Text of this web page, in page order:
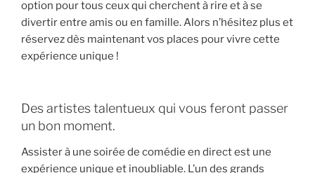
option pour tous ceux qui cherchent à rire et à se
divertir entre amis ou en famille. Alors n’hésitez plus et
réservez dès maintenant vos places pour vivre cette
expérience unique !
Des artistes talentueux qui vous feront passer
un bon moment.
Assister à une soirée de comédie en direct est une
expérience unique et inoubliable. L’un des grands